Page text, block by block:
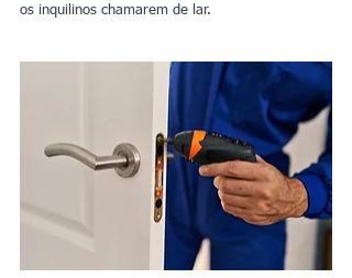
os inquilinos chamarem de lar.